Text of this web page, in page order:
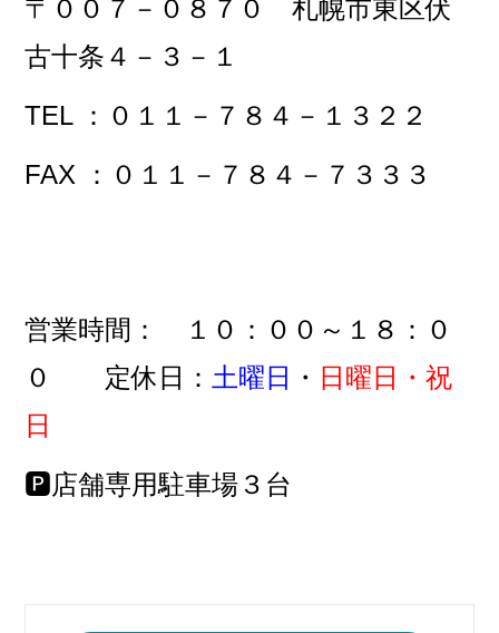
〒００７－０８７０ 札幌市東区伏
古十条４－３－１
TEL ：０１１－７８４－１３２２
FAX ：０１１－７８４－７３３３
営業時間： １０：００～１８：０
０ 定休日： 土曜日 ・ 日曜日・祝
日
🅿店舗専用駐車場３台